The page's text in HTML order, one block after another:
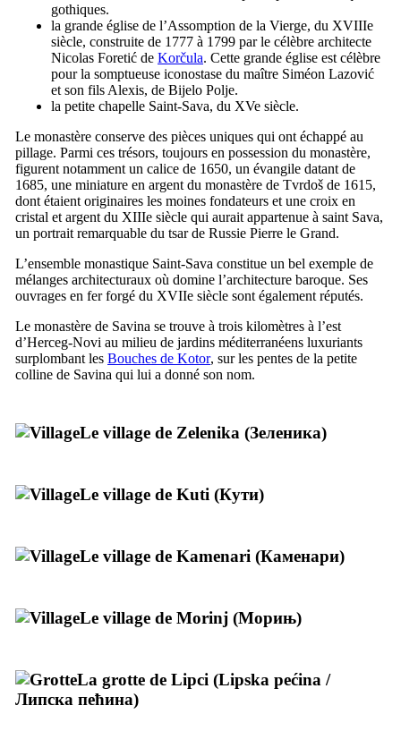
gothiques.
la grande église de l’Assomption de la Vierge, du XVIIIe
siècle, construite de 1777 à 1799 par le célèbre architecte
Nicolas Foretić de Korčula. Cette grande église est célèbre
pour la somptueuse iconostase du maître Siméon Lazović
et son fils Alexis, de Bijelo Polje.
la petite chapelle Saint-Sava, du XVe siècle.
Le monastère conserve des pièces uniques qui ont échappé au
pillage. Parmi ces trésors, toujours en possession du monastère,
figurent notamment un calice de 1650, un évangile datant de
1685, une miniature en argent du monastère de Tvrdoš de 1615,
dont étaient originaires les moines fondateurs et une croix en
cristal et argent du XIIIe siècle qui aurait appartenue à saint Sava,
un portrait remarquable du tsar de Russie Pierre le Grand.
L’ensemble monastique Saint-Sava constitue un bel exemple de
mélanges architecturaux où domine l’architecture baroque. Ses
ouvrages en fer forgé du XVIIe siècle sont également réputés.
Le monastère de Savina se trouve à trois kilomètres à l’est
d’Herceg-Novi au milieu de jardins méditerranéens luxuriants
surplombant les Bouches de Kotor, sur les pentes de la petite
colline de Savina qui lui a donné son nom.
Le village de Zelenika (Зеленика)
Le village de Kuti (Кути)
Le village de Kamenari (Каменари)
Le village de Morinj (Морињ)
La grotte de Lipci (Lipska pećina /
Липска пећина)